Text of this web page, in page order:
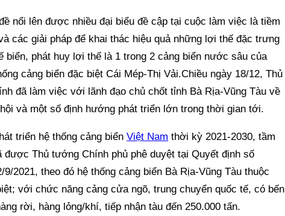
nổi lên được nhiều đại biểu đề cập tại cuộc làm việc là tiềm
các giải pháp để khai thác hiệu quả những lợi thế đặc trưng
biển, phát huy lợi thế là 1 trong 2 cảng biển nước sâu của
cảng biển đặc biệt Cái Mép-Thị Vải.Chiều ngày 18/12, Thủ
đã làm việc với lãnh đạo chủ chốt tỉnh Bà Rịa-Vũng Tàu về
và một số định hướng phát triển lớn trong thời gian tới.
triển hệ thống cảng biểnViệt Nam thời kỳ 2021-2030, tầm
được Thủ tướng Chính phủ phê duyệt tại Quyết định số
2021, theo đó hệ thống cảng biển Bà Rịa-Vũng Tàu thuộc
với chức năng cảng cửa ngõ, trung chuyển quốc tế, có bến
rời, hàng lỏng/khí, tiếp nhận tàu đến 250.000 tấn.